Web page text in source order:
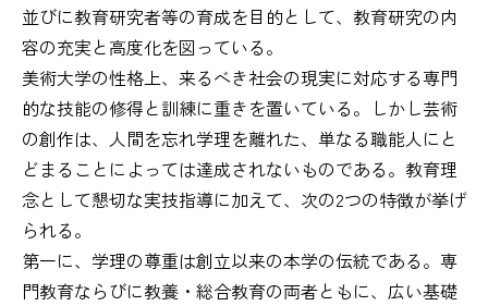
並びに教育研究者等の育成を目的として、教育研究の内
容の充実と高度化を図っている。
美術大学の性格上、来るべき社会の現実に対応する専門
的な技能の修得と訓練に重きを置いている。しかし芸術
の創作は、人間を忘れ学理を離れた、単なる職能人にと
どまることによっては達成されないものである。教育理
念として懇切な実技指導に加えて、次の2つの特徴が挙げ
られる。
第一に、学理の尊重は創立以来の本学の伝統である。専
門教育ならびに教養・総合教育の両者ともに、広い基礎